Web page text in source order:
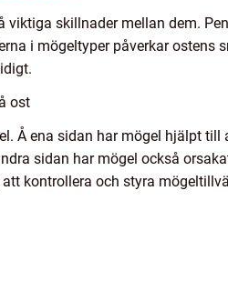
skillnader mellan dem.
i mögeltyper påverkar ostens
ost
Å ena sidan har mögel hjälpt
sidan har mögel också
kontrollera och styra